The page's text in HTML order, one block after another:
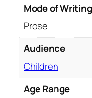
Mode of Writing
Prose
Audience
Children
Age Range